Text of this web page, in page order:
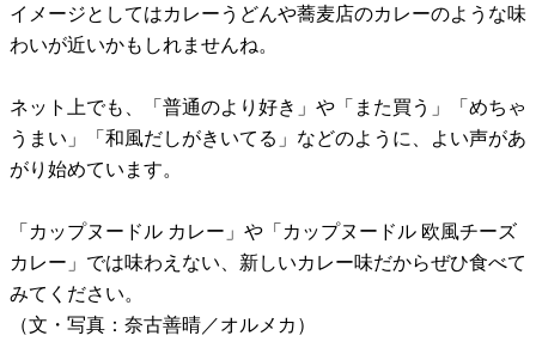
イメージとしてはカレーうどんや蕎麦店のカレーのような味
わいが近いかもしれませんね。
ネット上でも、「普通のより好き」や「また買う」「めちゃ
うまい」「和風だしがきいてる」などのように、よい声があ
がり始めています。
「カップヌードル カレー」や「カップヌードル 欧風チーズ
カレー」では味わえない、新しいカレー味だからぜひ食べて
みてください。
（文・写真：奈古善晴／オルメカ）